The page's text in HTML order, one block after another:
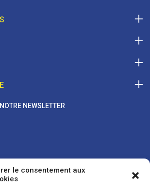
le consentement aux
NEWSLETTER